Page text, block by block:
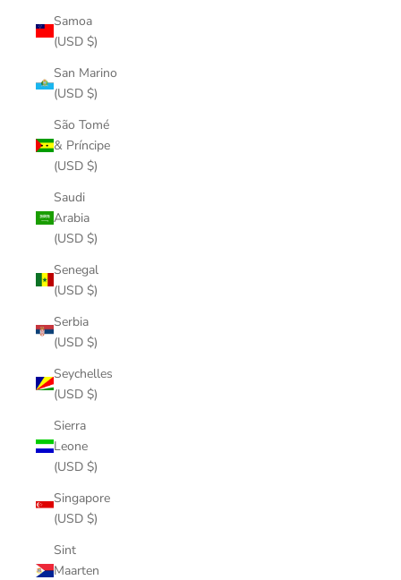
Samoa
(USD $)
San Marino
(USD $)
São Tomé
& Príncipe
(USD $)
Saudi
Arabia
(USD $)
Senegal
(USD $)
Serbia
(USD $)
Seychelles
(USD $)
Sierra
Leone
(USD $)
Singapore
(USD $)
Sint
Maarten